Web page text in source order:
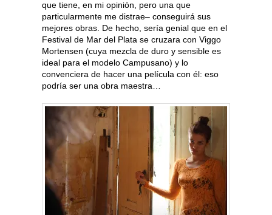
que tiene, en mi opinión, pero una que
particularmente me distrae– conseguirá sus
mejores obras. De hecho, sería genial que en el
Festival de Mar del Plata se cruzara con Viggo
Mortensen (cuya mezcla de duro y sensible es
ideal para el modelo Campusano) y lo
convenciera de hacer una película con él: eso
podría ser una obra maestra…